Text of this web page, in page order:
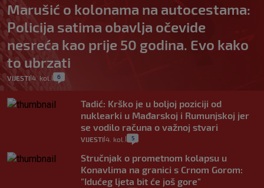
Marušić o kolonama na autocestama:
Policija satima obavlja očevide
nesreća kao prije 50 godina. Evo kako
to ubrzati
VIJESTI 4. kol. 6
Tadić: Krško je u boljoj poziciji od
nuklearki u Mađarskoj i Rumunjskoj jer
se vodilo računa o važnoj stvari
VIJESTI 4. kol. 5
Stručnjak o prometnom kolapsu u
Konavlima na granici s Crnom Gorom:
"Idućeg ljeta bit će još gore"